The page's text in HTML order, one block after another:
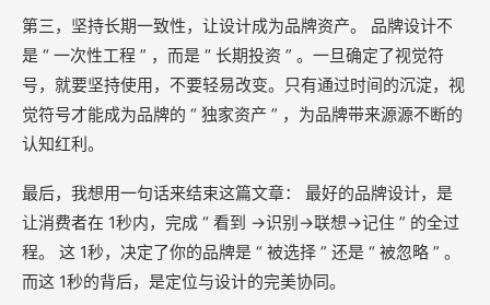
第三，坚持长期一致性，让设计成为品牌资产。 品牌设计不
是 “ 一次性工程 ” ，而是 “ 长期投资 ” 。一旦确定了视觉符
号，就要坚持使用，不要轻易改变。只有通过时间的沉淀，视
觉符号才能成为品牌的 “ 独家资产 ” ，为品牌带来源源不断的
认知红利。
最后，我想用一句话来结束这篇文章： 最好的品牌设计，是
让消费者在 1秒内，完成 “ 看到 →识别→联想→记住 ” 的全过
程。 这 1秒，决定了你的品牌是 “ 被选择 ” 还是 “ 被忽略 ” 。
而这 1秒的背后，是定位与设计的完美协同。